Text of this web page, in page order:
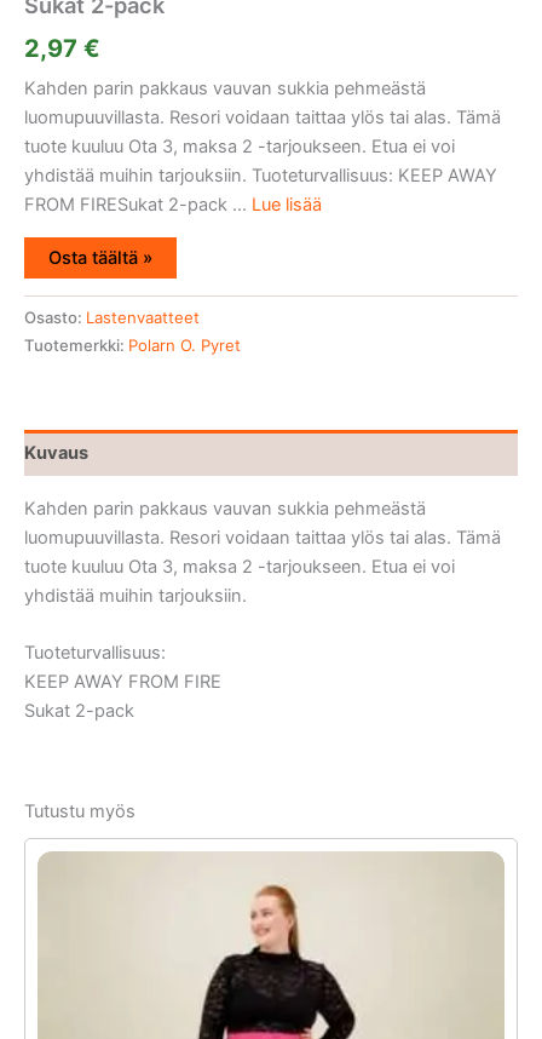
2,97 €
Kahden parin pakkaus vauvan sukkia pehmeästä
luomupuuvillasta. Resori voidaan taittaa ylös tai alas. Tämä
tuote kuuluu Ota 3, maksa 2 -tarjoukseen. Etua ei voi
yhdistää muihin tarjouksiin. Tuoteturvallisuus: KEEP AWAY
FROM FIRESukat 2-pack ... Lue lisää
Osta täältä »
Osasto: Lastenvaatteet
Tuotemerkki: Polarn O. Pyret
Kuvaus
Kahden parin pakkaus vauvan sukkia pehmeästä
luomupuuvillasta. Resori voidaan taittaa ylös tai alas. Tämä
tuote kuuluu Ota 3, maksa 2 -tarjoukseen. Etua ei voi
yhdistää muihin tarjouksiin.
Tuoteturvallisuus:
KEEP AWAY FROM FIRE
Sukat 2-pack
Tutustu myös